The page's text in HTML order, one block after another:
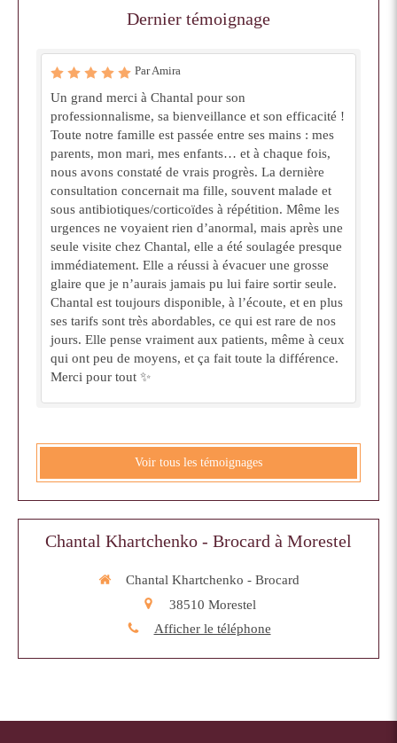
Dernier témoignage
Par Amira
Un grand merci à Chantal pour son
professionnalisme, sa bienveillance et son efficacité !
Toute notre famille est passée entre ses mains : mes
parents, mon mari, mes enfants… et à chaque fois,
nous avons constaté de vrais progrès. La dernière
consultation concernait ma fille, souvent malade et
sous antibiotiques/corticoïdes à répétition. Même les
urgences ne voyaient rien d’anormal, mais après une
seule visite chez Chantal, elle a été soulagée presque
immédiatement. Elle a réussi à évacuer une grosse
glaire que je n’aurais jamais pu lui faire sortir seule.
Chantal est toujours disponible, à l’écoute, et en plus
ses tarifs sont très abordables, ce qui est rare de nos
jours. Elle pense vraiment aux patients, même à ceux
qui ont peu de moyens, et ça fait toute la différence.
Merci pour tout ✨
Voir tous les témoignages
Chantal Khartchenko - Brocard à Morestel
Chantal Khartchenko - Brocard
38510 Morestel
Afficher le téléphone